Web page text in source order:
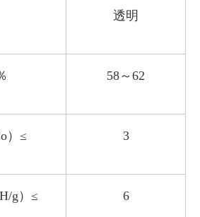
透明
58～62
）≤ 3
g）≤ 6